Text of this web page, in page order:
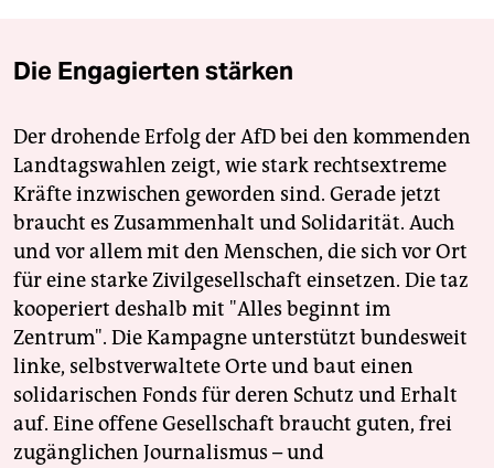
Die Engagierten stärken
Der drohende Erfolg der AfD bei den kommenden
Landtagswahlen zeigt, wie stark rechtsextreme
Kräfte inzwischen geworden sind. Gerade jetzt
braucht es Zusammenhalt und Solidarität. Auch
und vor allem mit den Menschen, die sich vor Ort
für eine starke Zivilgesellschaft einsetzen. Die taz
kooperiert deshalb mit "Alles beginnt im
Zentrum". Die Kampagne unterstützt bundesweit
linke, selbstverwaltete Orte und baut einen
solidarischen Fonds für deren Schutz und Erhalt
auf. Eine offene Gesellschaft braucht guten, frei
zugänglichen Journalismus – und